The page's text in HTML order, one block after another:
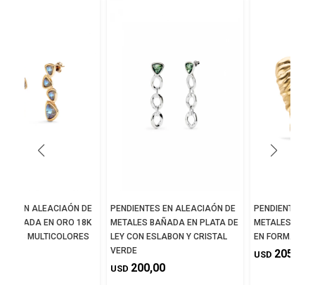
EN ALEACIAÓN DE
BAÑADA EN ORO 18K
MULTICOLORES
PENDIENTES EN ALEACIAÓN DE
METALES BAÑADA EN PLATA DE
LEY CON ESLABON Y CRISTAL
VERDE
USD 200,00
PENDIENTES
METALES
EN FORMA DE
USD 205,00